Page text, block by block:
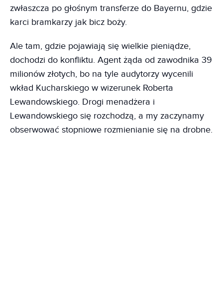
zwłaszcza po głośnym transferze do Bayernu, gdzie
karci bramkarzy jak bicz boży.
Ale tam, gdzie pojawiają się wielkie pieniądze,
dochodzi do konfliktu. Agent żąda od zawodnika 39
milionów złotych, bo na tyle audytorzy wycenili
wkład Kucharskiego w wizerunek Roberta
Lewandowskiego. Drogi menadżera i
Lewandowskiego się rozchodzą, a my zaczynamy
obserwować stopniowe rozmienianie się na drobne.